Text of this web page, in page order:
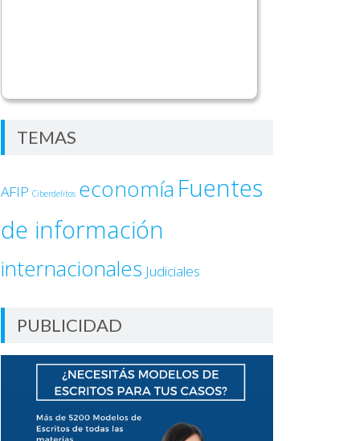
TEMAS
AFIP Ciberdelitos economía Fuentes
de información
internacionales Judiciales
PUBLICIDAD